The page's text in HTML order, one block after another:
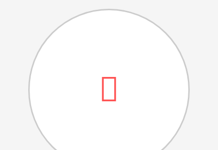
Dia de S.Martinho
Aniversários da Instituição
Almoço / Lanche de Natal
Atividades Semanais
Feiras e Exposições
Grupos Musicais do Centro de Dia
Outras Actividades